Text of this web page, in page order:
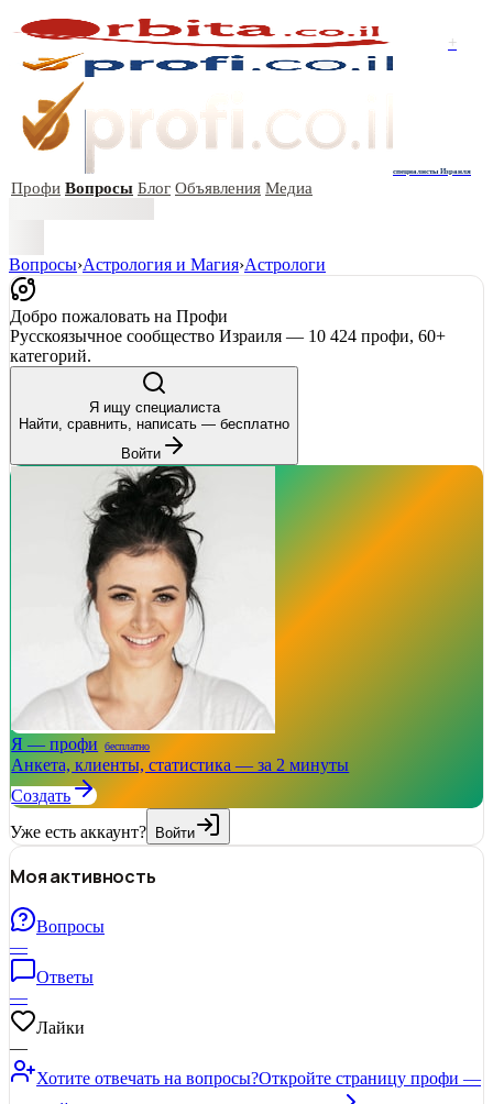
+
специалисты Израиля
Профи Вопросы Блог Объявления Медиа
Вопросы›Астрология и Магия›Астрологи
Добро пожаловать на Профи
Русскоязычное сообщество Израиля — 10 424 профи, 60+
категорий.
Я ищу специалиста
Найти, сравнить, написать — бесплатно
Войти
Я — профи бесплатно
Анкета, клиенты, статистика — за 2 минуты
Создать
Уже есть аккаунт? Войти
Моя активность
Вопросы
—
Ответы
—
Лайки
—
Хотите отвечать на вопросы?Откройте страницу профи —